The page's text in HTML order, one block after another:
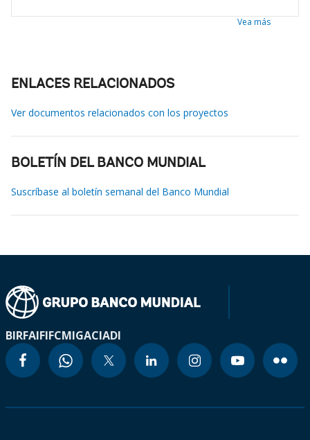
Vea más
ENLACES RELACIONADOS
Ver documentos relacionados con los proyectos
BOLETÍN DEL BANCO MUNDIAL
Suscríbase al boletín semanal del Banco Mundial
BIRFAIFIFCMIGACIADI